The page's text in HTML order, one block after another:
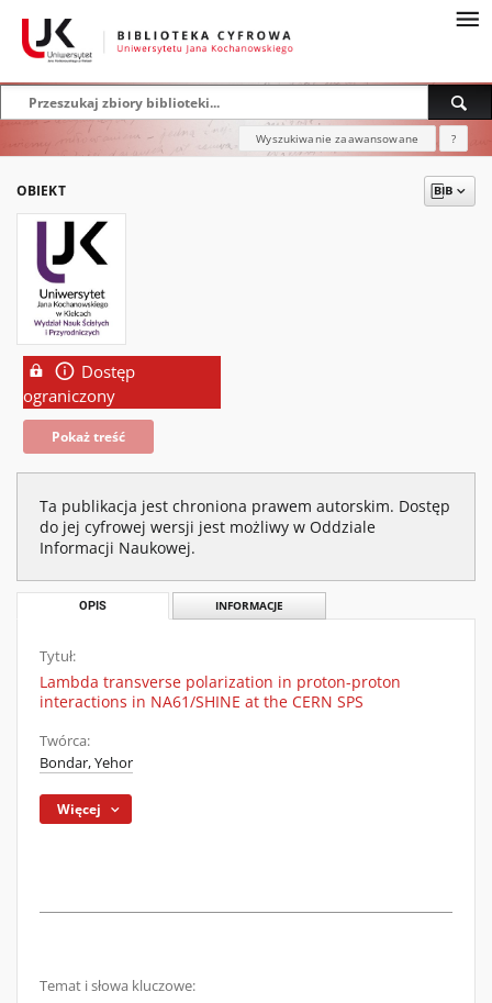
Wyszukiwanie zaawansowane ?
OBIEKT
Dostęp
ograniczony
Pokaż treść
Ta publikacja jest chroniona prawem autorskim. Dostęp
do jej cyfrowej wersji jest możliwy w Oddziale
Informacji Naukowej.
OPIS INFORMACJE
Tytuł:
Lambda transverse polarization in proton-proton
interactions in NA61/SHINE at the CERN SPS
Twórca:
Bondar, Yehor
Więcej
Temat i słowa kluczowe: